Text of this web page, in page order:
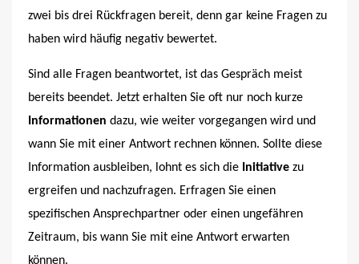
zwei bis drei Rückfragen bereit, denn gar keine Fragen zu
haben wird häufig negativ bewertet.
Sind alle Fragen beantwortet, ist das Gespräch meist
bereits beendet. Jetzt erhalten Sie oft nur noch kurze
Informationen dazu, wie weiter vorgegangen wird und
wann Sie mit einer Antwort rechnen können. Sollte diese
Information ausbleiben, lohnt es sich die Initiative zu
ergreifen und nachzufragen. Erfragen Sie einen
spezifischen Ansprechpartner oder einen ungefähren
Zeitraum, bis wann Sie mit eine Antwort erwarten
können.